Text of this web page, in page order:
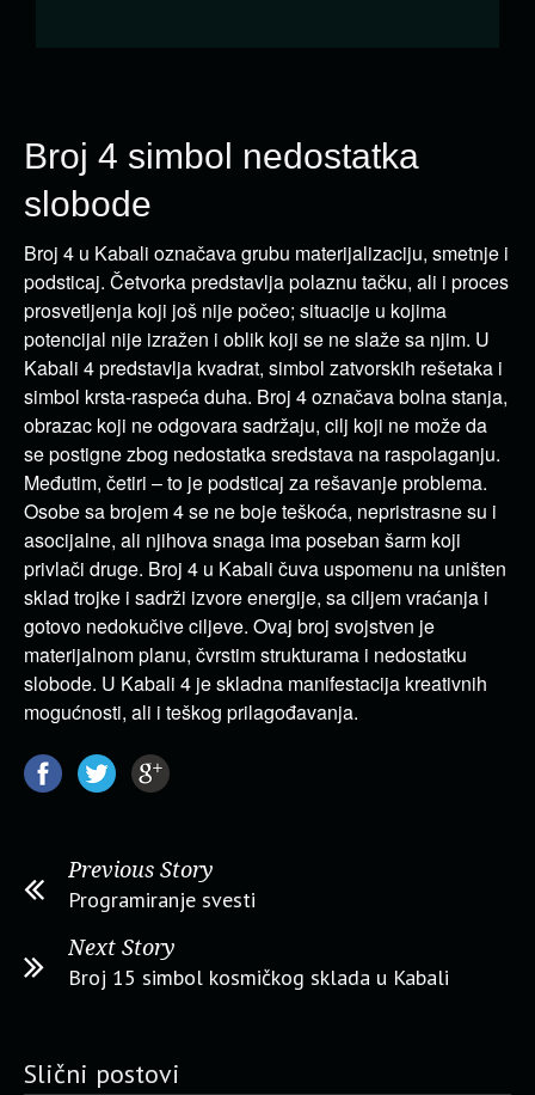
Broj 4 simbol nedostatka
slobode
Broj 4 u Kabali označava grubu materijalizaciju, smetnje i
podsticaj. Četvorka predstavlja polaznu tačku, ali i proces
prosvetljenja koji još nije počeo; situacije u kojima
potencijal nije izražen i oblik koji se ne slaže sa njim. U
Kabali 4 predstavlja kvadrat, simbol zatvorskih rešetaka i
simbol krsta-raspeća duha. Broj 4 označava bolna stanja,
obrazac koji ne odgovara sadržaju, cilj koji ne može da
se postigne zbog nedostatka sredstava na raspolaganju.
Međutim, četiri – to je podsticaj za rešavanje problema.
Osobe sa brojem 4 se ne boje teškoća, nepristrasne su i
asocijalne, ali njihova snaga ima poseban šarm koji
privlači druge. Broj 4 u Kabali čuva uspomenu na uništen
sklad trojke i sadrži izvore energije, sa ciljem vraćanja i
gotovo nedokučive ciljeve. Ovaj broj svojstven je
materijalnom planu, čvrstim strukturama i nedostatku
slobode. U Kabali 4 je skladna manifestacija kreativnih
mogućnosti, ali i teškog prilagođavanja.
Previous Story
Programiranje svesti
Next Story
Broj 15 simbol kosmičkog sklada u Kabali
Slični postovi